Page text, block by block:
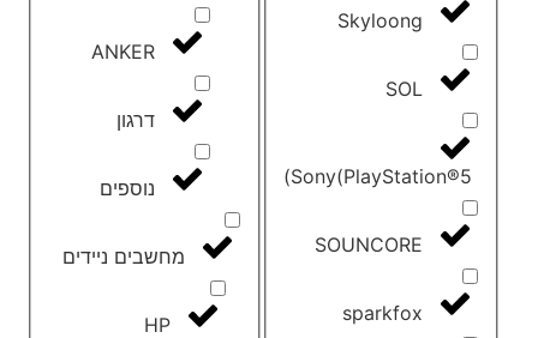
Skyloong
SOL
Sony(PlayStation®5)
SOUNCORE
sparkfox
ANKER
דרגון
נוספים
מחשבים ניידים
HP